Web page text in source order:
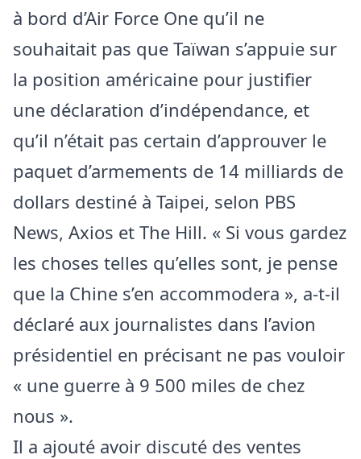
à bord d’Air Force One qu’il ne
souhaitait pas que Taïwan s’appuie sur
la position américaine pour justifier
une déclaration d’indépendance, et
qu’il n’était pas certain d’approuver le
paquet d’armements de 14 milliards de
dollars destiné à Taipei, selon PBS
News, Axios et The Hill. « Si vous gardez
les choses telles qu’elles sont, je pense
que la Chine s’en accommodera », a-t-il
déclaré aux journalistes dans l’avion
présidentiel en précisant ne pas vouloir
« une guerre à 9 500 miles de chez
nous ».
Il a ajouté avoir discuté des ventes